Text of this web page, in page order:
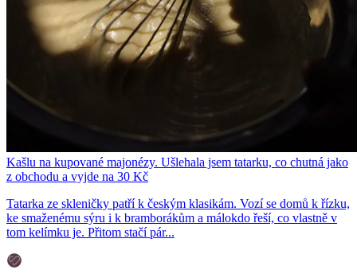
Kašlu na kupované majonézy. Ušlehala jsem tatarku, co chutná jako
z obchodu a vyjde na 30 Kč
Tatarka ze skleničky patří k českým klasikám. Vozí se domů k řízku,
ke smaženému sýru i k bramborákům a málokdo řeší, co vlastně v
tom kelímku je. Přitom stačí pár...